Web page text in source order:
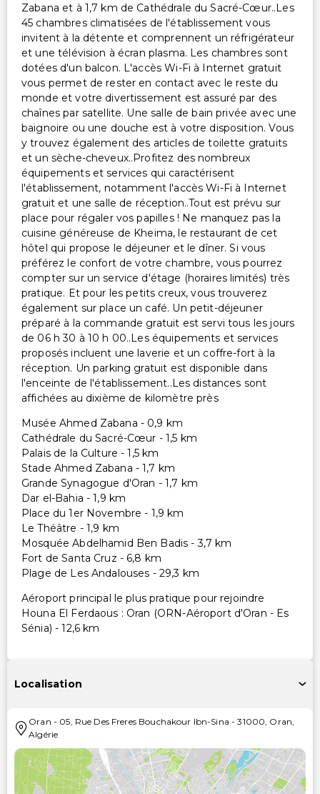
Zabana et à 1,7 km de Cathédrale du Sacré-Cœur..Les
45 chambres climatisées de l'établissement vous
invitent à la détente et comprennent un réfrigérateur
et une télévision à écran plasma. Les chambres sont
dotées d'un balcon. L'accès Wi-Fi à Internet gratuit
vous permet de rester en contact avec le reste du
monde et votre divertissement est assuré par des
chaînes par satellite. Une salle de bain privée avec une
baignoire ou une douche est à votre disposition. Vous
y trouvez également des articles de toilette gratuits
et un sèche-cheveux..Profitez des nombreux
équipements et services qui caractérisent
l'établissement, notamment l'accès Wi-Fi à Internet
gratuit et une salle de réception..Tout est prévu sur
place pour régaler vos papilles ! Ne manquez pas la
cuisine généreuse de Kheima, le restaurant de cet
hôtel qui propose le déjeuner et le dîner. Si vous
préférez le confort de votre chambre, vous pourrez
compter sur un service d'étage (horaires limités) très
pratique. Et pour les petits creux, vous trouverez
également sur place un café. Un petit-déjeuner
préparé à la commande gratuit est servi tous les jours
de 06 h 30 à 10 h 00..Les équipements et services
proposés incluent une laverie et un coffre-fort à la
réception. Un parking gratuit est disponible dans
l'enceinte de l'établissement..Les distances sont
affichées au dixième de kilomètre près
Musée Ahmed Zabana - 0,9 km
Cathédrale du Sacré-Cœur - 1,5 km
Palais de la Culture - 1,5 km
Stade Ahmed Zabana - 1,7 km
Grande Synagogue d'Oran - 1,7 km
Dar el-Bahia - 1,9 km
Place du 1er Novembre - 1,9 km
Le Théâtre - 1,9 km
Mosquée Abdelhamid Ben Badis - 3,7 km
Fort de Santa Cruz - 6,8 km
Plage de Les Andalouses - 29,3 km
Aéroport principal le plus pratique pour rejoindre
Houna El Ferdaous : Oran (ORN-Aéroport d'Oran - Es
Sénia) - 12,6 km
Localisation
Oran - 05, Rue Des Freres Bouchakour Ibn-Sina -31000 Oran
Algérie